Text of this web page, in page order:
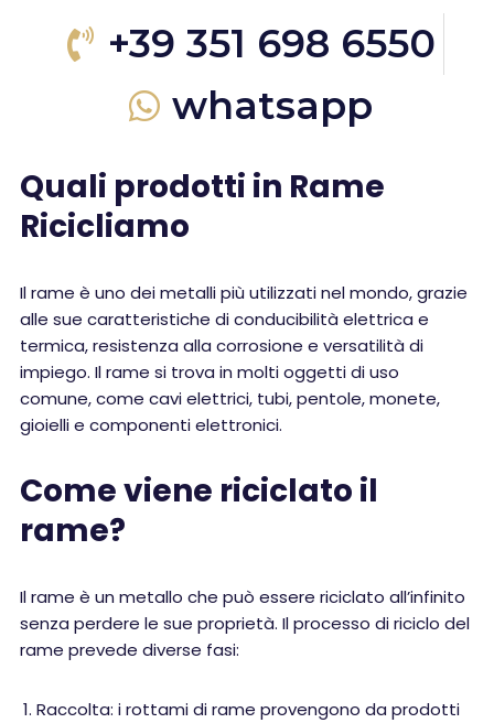
+39 351 698 6550
whatsapp
Quali prodotti in Rame
Ricicliamo
Il rame è uno dei metalli più utilizzati nel mondo, grazie
alle sue caratteristiche di conducibilità elettrica e
termica, resistenza alla corrosione e versatilità di
impiego. Il rame si trova in molti oggetti di uso
comune, come cavi elettrici, tubi, pentole, monete,
gioielli e componenti elettronici.
Come viene riciclato il
rame?
Il rame è un metallo che può essere riciclato all’infinito
senza perdere le sue proprietà. Il processo di riciclo del
rame prevede diverse fasi:
Raccolta: i rottami di rame provengono da prodotti